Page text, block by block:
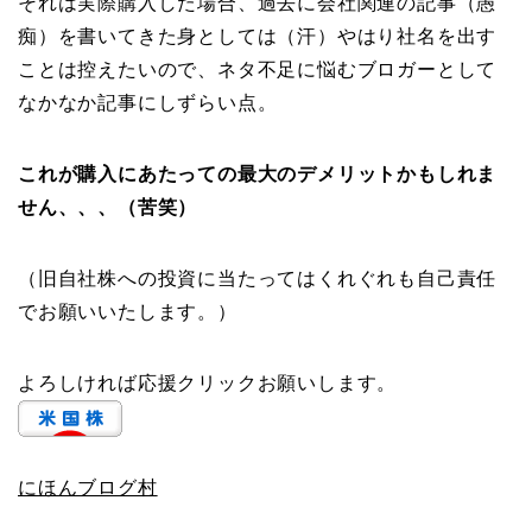
痴）を書いてきた身としては（汗）やはり社名を出す
ことは控えたいので、ネタ不足に悩むブロガーとして
なかなか記事にしずらい点。
これが購入にあたっての最大のデメリットかもしれま
せん、、、（苦笑）
（旧自社株への投資に当たってはくれぐれも自己責任
でお願いいたします。）
よろしければ応援クリックお願いします。
にほんブログ村